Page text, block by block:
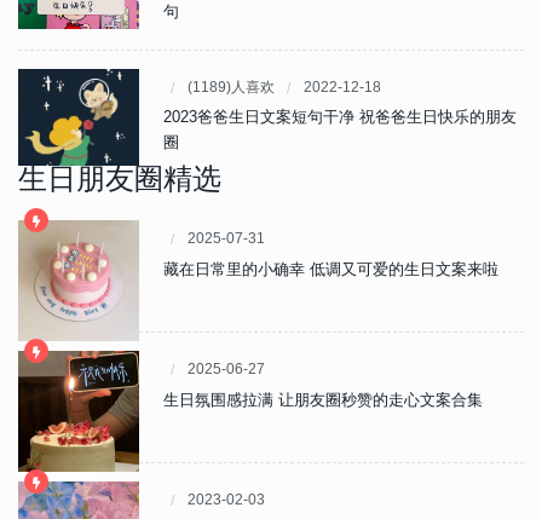
句
(1189)人喜欢 2022-12-18
2023爸爸生日文案短句干净 祝爸爸生日快乐的朋友
圈
生日朋友圈精选
2025-07-31
藏在日常里的小确幸 低调又可爱的生日文案来啦
2025-06-27
生日氛围感拉满 让朋友圈秒赞的走心文案合集
2023-02-03